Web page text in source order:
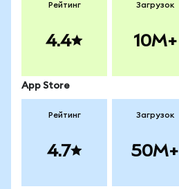
Рейтинг
4.4
Загрузок
10M+
App Store
Рейтинг
4.7
Загрузок
50M+